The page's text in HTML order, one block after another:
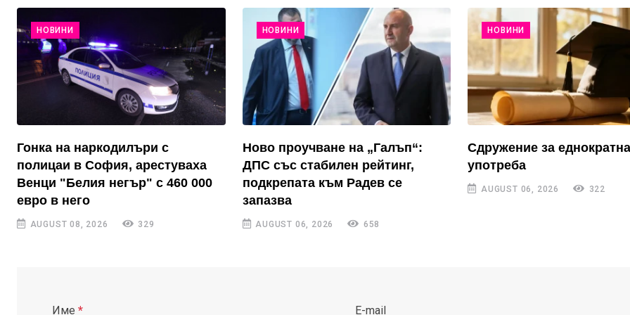
НОВИНИ
Гонка на наркодилъри с
полицаи в София, арестуваха
Венци "Белия негър" с 460 000
евро в него
AUGUST 08, 2026 329
НОВИНИ
Ново проучване на „Галъп“:
ДПС със стабилен рейтинг,
подкрепата към Радев се
запазва
AUGUST 06, 2026 658
НОВИНИ
Сдружение за
употреба
AUGUST 06, 2026 322
Име * E-mail